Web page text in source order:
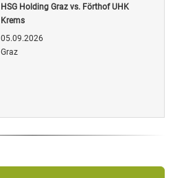
HSG Holding Graz vs. Förthof UHK
Krems
05.09.2026
Graz